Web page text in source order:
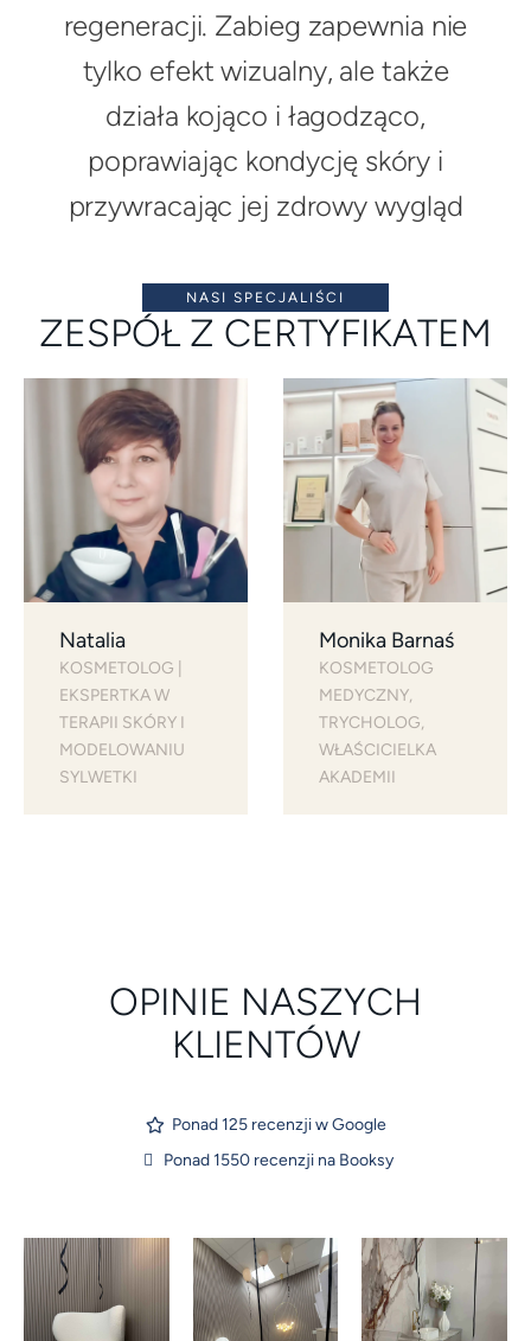
regeneracji. Zabieg zapewnia nie
tylko efekt wizualny, ale także
działa kojąco i łagodząco,
poprawiając kondycję skóry i
przywracając jej zdrowy wygląd
NASI SPECJALIŚCI
ZESPÓŁ Z CERTYFIKATEM
Natalia
KOSMETOLOG |
EKSPERTKA W
TERAPII SKÓRY I
MODELOWANIU
SYLWETKI
Monika Barnaś
KOSMETOLOG
MEDYCZNY,
TRYCHOLOG,
WŁAŚCICIELKA
AKADEMII
OPINIE NASZYCH
KLIENTÓW
Ponad 125 recenzji w Google
Ponad 1550 recenzji na Booksy